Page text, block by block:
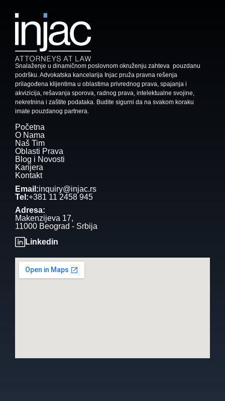
Snalaženje u dinamičnom poslovnom okruženju zahteva pouzdanu
podršku. Advokatska kancelarija Injac pruža pravna rešenja
prilagođena klijentima u oblastima privrednog prava, spajanja i
akvizicija, rešavanja sporova, radnog prava, intelektualne svojine,
nekretnina i zaštite podataka. Budite sigurni da na svakom koraku
imate pouzdanog partnera.
Početna
O Nama
Naš Tim
Oblasti Prava
Blog i Novosti
Karijera
Kontakt
Email:inquiry@injac.rs
Tel:+381 11 2458 945
Adresa:
Makenzijeva 17,
11000 Beograd - Srbija
Linkedin